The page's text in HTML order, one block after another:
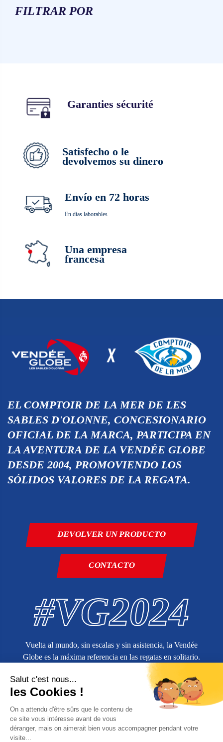
FILTRAR POR
Garanties sécurité
Satisfecho o le
devolvemos su dinero
Envío en 72 horas
En días laborables
Una empresa
francesa
EL COMPTOIR DE LA MER DE LES
SABLES D'OLONNE, CONCESIONARIO
OFICIAL DE LA MARCA, PARTICIPA EN
LA AVENTURA DE LA VENDÉE GLOBE
DESDE 2004, PROMOVIENDO LOS
SÓLIDOS VALORES DE LA REGATA.
DEVOLVER UN PRODUCTO
CONTACTO
#VG2024
Vuelta al mundo, sin escalas y sin asistencia, la Vendée
Globe es la máxima referencia en las regatas en solitario.
vendeeglobe.org